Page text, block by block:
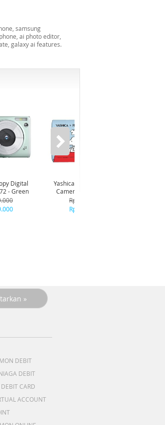
samsung
ai photo editor,
galaxy ai features.
Digital
- Green
Yashica x Snoopy Digital
Camera 115371 - Blue
Rp 2.349.000
Rp 2.249.000
DEBIT
DEBIT
CARD
ACCOUNT